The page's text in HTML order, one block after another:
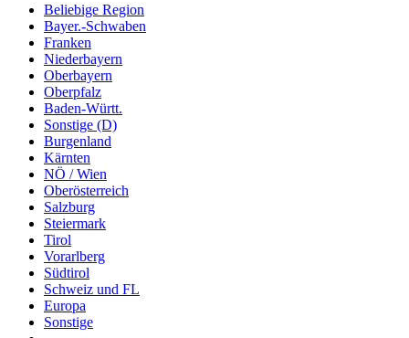
Beliebige Region
Bayer.-Schwaben
Franken
Niederbayern
Oberbayern
Oberpfalz
Baden-Württ.
Sonstige (D)
Burgenland
Kärnten
NÖ / Wien
Oberösterreich
Salzburg
Steiermark
Tirol
Vorarlberg
Südtirol
Schweiz und FL
Europa
Sonstige